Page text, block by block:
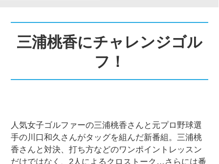
三浦桃香にチャレンジゴル
フ！
人気女子ゴルファーの三浦桃香さんと元プロ野球選
手の川口和久さんがタッグを組んだ新番組。三浦桃
香さんと対決、打ち方などのワンポイントレッスン
だけではなく、2人によるクロストーク…さらには番